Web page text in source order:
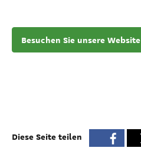
Besuchen Sie unsere Website
Diese Seite teilen